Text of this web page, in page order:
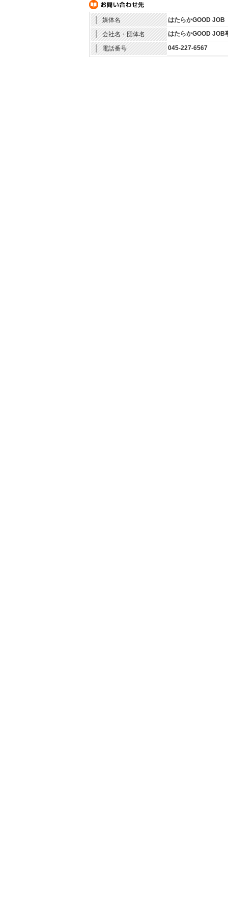
媒体名
はたらかGOOD JOB
会社名・団体名
はたらかGOOD JOB
電話番号 045-227-6567